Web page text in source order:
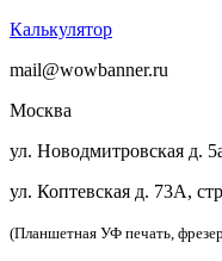
Калькулятор
mail@wowbanner.ru
Москва
ул. Новодмитровская д.
ул. Коптевская д. 73А,
(Планшетная УФ печать,